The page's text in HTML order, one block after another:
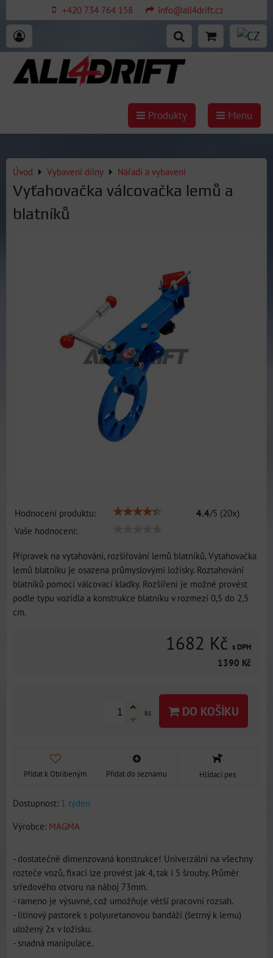
+420 734 764 158 info@all4drift.cz
Produkty Menu
Úvod Vybavení dílny Nářadí a vybavení
Vyťahovačka válcovačka lemů a
blatníků
Hodnocení produktu: 4.4/5 (20x)
Vaše hodnocení:
Přípravek na vytahování, rozšiřování lemů blatníků. Vytahovačka
lemů blatníku je osazena průmyslovými ložisky. Roztahování
blatníků pomocí válcovací kladky. Rozšíření je možné provést
podle typu vozidla a konstrukce blatníku v rozmezí 0,5 do 2,5
cm.
1682 Kč s DPH
1390 Kč
ks DO KOŠÍKU
Přidat k Oblíbeným Přidat do seznamu Hlídací pes
Dostupnost: 1 týden
Výrobce: MAGMA
- dostatečně dimenzovaná konstrukce! Univerzální na všechny
rozteče vozů, fixaci lze provést jak 4, tak i 5 šrouby. Průměr
srředového otvoru na náboj 73mm.
- rameno je výsuvné, což umožňuje větší pracovní rozsah.
- litinový pastorek s polyuretanovou bandáží (šetrný k lemu)
uložený 2x v ložisku.
- snadná manipulace.